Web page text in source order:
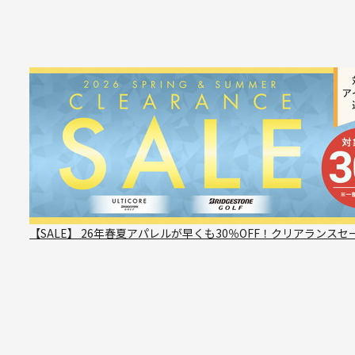
【SALE】 26年春夏アパレルが早くも30％OFF！クリアランスセ